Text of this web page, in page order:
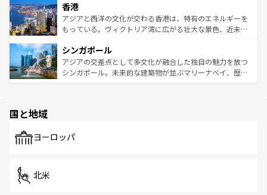
とつ。フォーやバインミー、ベトナムコーヒーなどは、ぜ
ひ現地で味わいたい。どの地域を訪れてもあたたかい人々
が旅行者を迎えてくれるので、きっと忘れられない旅にな
参照してほしい。
の活気が交差している。北部ではチェンマイなどの山岳地
帯で自然と触れ合い、南部ではプーケットやクラビの美し
いビーチでリゾート気分を楽しむことができる。タイ料理
激する。気候は一年中温暖で、どの季節にも異なる楽しみ
が待っている。親しみやすいタイの人々、仏教を中心とし
た文化、そして多様な観光資源が、訪れる旅人を魅了し続
香港
アジアと西洋の文化が交わる香港は、特有のエネルギーを
もっている。ヴィクトリア湾に広がる壮大な景色、近未来
み、どこを訪れても感動するはず。観光スポットが密集し
ており、効率よく見どころを回れるのも魅力。息をのむよ
うな絶景から文化的な体験まで、香港を存分に楽しみ尽く
シンガポール
アジアの交差点として多文化が融合した独自の魅力を放つ
シンガポール。未来的な建築物が並ぶマリーナベイ、歴史
で、ホーカーズは地元の風情を楽しめる外せないスポット
国と地域
ヨーロッパ
北米